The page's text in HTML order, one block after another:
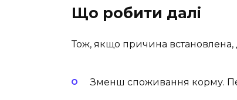
Що робити далі
Тож, якщо причина
Зменш споживання корму.